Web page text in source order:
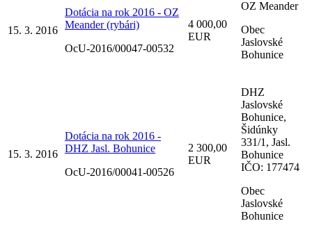
15. 3. 2016
Dotácia na rok 2016 - OZ
Meander (rybári)
OcU-2016/00047-00532
4 000,00
EUR
OZ Meander
Obec
Jaslovské
Bohunice
15. 3. 2016
Dotácia na rok 2016 -
DHZ Jasl. Bohunice
OcU-2016/00041-00526
2 300,00
EUR
DHZ
Jaslovské
Bohunice,
Šidúnky
331/1, Jasl.
Bohunice
IČO: 177474
Obec
Jaslovské
Bohunice